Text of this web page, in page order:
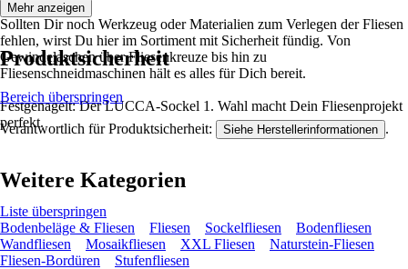
Sollten Dir noch Werkzeug oder Materialien zum Verlegen der Fliesen
fehlen, wirst Du hier im Sortiment mit Sicherheit fündig. Von
Gewindelaschen über Fliesenkreuze bis hin zu
Fliesenschneidmaschinen hält es alles für Dich bereit.
Festgenagelt: Der LUCCA-Sockel 1. Wahl macht Dein Fliesenprojekt
perfekt.
Mehr anzeigen
Produktsicherheit
Bereich überspringen
Verantwortlich für Produktsicherheit: Siehe Herstellerinformationen .
Weitere Kategorien
Liste überspringen
Bodenbeläge & Fliesen
Fliesen Sockelfliesen
Bodenfliesen
Wandfliesen
Mosaikfliesen XXL Fliesen
Naturstein-Fliesen
Fliesen-Bordüren
Stufenfliesen